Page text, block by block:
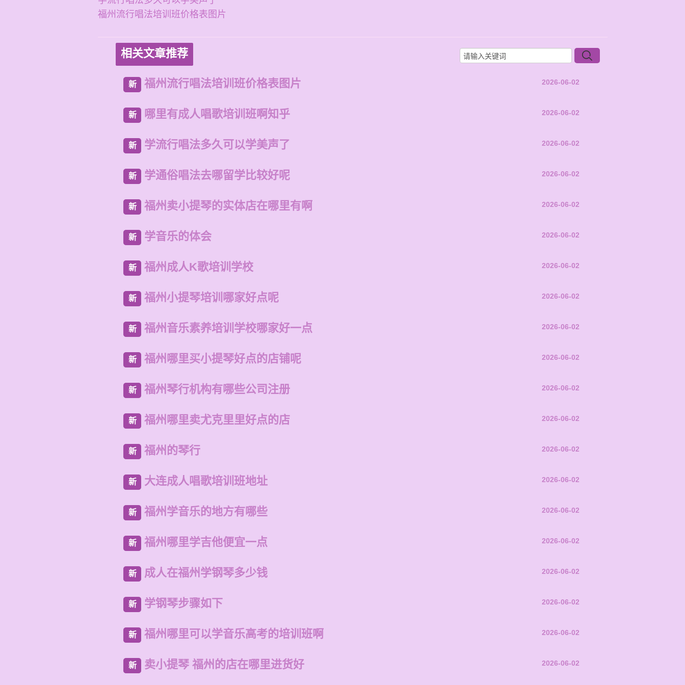
福州流行唱法培训班价格表图片
相关文章推荐
新 福州流行唱法培训班价格表图片 2026-06-02
新 哪里有成人唱歌培训班啊知乎 2026-06-02
新 学流行唱法多久可以学美声了 2026-06-02
新 学通俗唱法去哪留学比较好呢 2026-06-02
新 福州卖小提琴的实体店在哪里有啊 2026-06-02
新 学音乐的体会 2026-06-02
新 福州成人K歌培训学校 2026-06-02
新 福州小提琴培训哪家好点呢 2026-06-02
新 福州音乐素养培训学校哪家好一点 2026-06-02
新 福州哪里买小提琴好点的店铺呢 2026-06-02
新 福州琴行机构有哪些公司注册 2026-06-02
新 福州哪里卖尤克里里好点的店 2026-06-02
新 福州的琴行 2026-06-02
新 大连成人唱歌培训班地址 2026-06-02
新 福州学音乐的地方有哪些 2026-06-02
新 福州哪里学吉他便宜一点 2026-06-02
新 成人在福州学钢琴多少钱 2026-06-02
新 学钢琴步骤如下 2026-06-02
新 福州哪里可以学音乐高考的培训班啊 2026-06-02
新 卖小提琴 福州的店在哪里进货好 2026-06-02